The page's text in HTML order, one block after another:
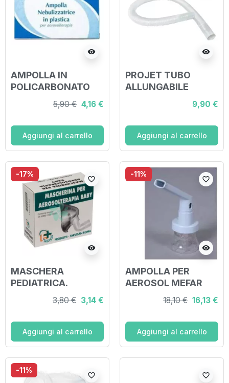
visibility
AMPOLLA IN
POLICARBONATO
RICAMBIO PER
AEROSOL
5,90 € 4,16 €
Aggiungi al carrello
visibility
PROJET TUBO
ALLUNGABILE
9,90 €
Aggiungi al carrello
-17%
visibility
favorite_border
MASCHERA
PEDIATRICA.
RICAMBIO PER
AEROSOLTERAPIA
3,80 € 3,14 €
Aggiungi al carrello
-11%
visibility
favorite_border
AMPOLLA PER
AEROSOL MEFAR
2000 CON
RACCORDO
18,10 € 16,13 €
Aggiungi al carrello
-11%
favorite_border favorite_border